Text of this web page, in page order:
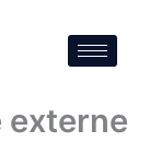
externe